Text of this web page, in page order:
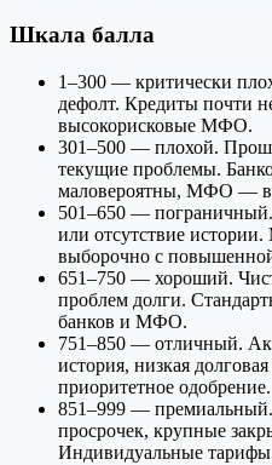
Шкала балла
1–300 — критически
дефолт. Кредиты почти
высокорисковые МФО.
301–500 — плохой.
текущие проблемы.
маловероятны, МФО —
501–650 —
или отсутствие
выборочно с
651–750 — хороший.
проблем долги.
банков и МФО.
751–850 — отличный.
история, низкая
приоритетное одобрение.
851–999 —
просрочек, крупные
Индивидуальные